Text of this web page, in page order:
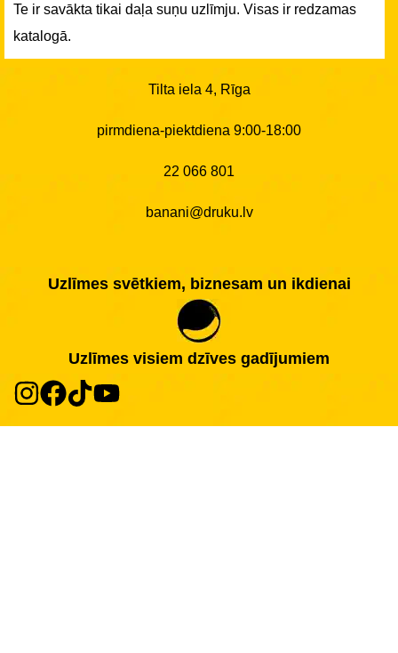
Te ir savākta tikai daļa suņu uzlīmju. Visas ir redzamas
katalogā.
Tilta iela 4, Rīga
pirmdiena-piektdiena 9:00-18:00
22 066 801
banani@druku.lv
Uzlīmes svētkiem, biznesam un ikdienai
Uzlīmes visiem dzīves gadījumiem